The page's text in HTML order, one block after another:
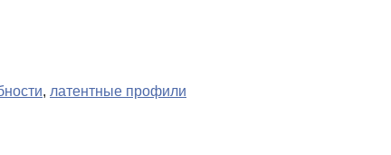
, латентные профили